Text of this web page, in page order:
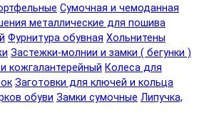
Сумочная и чемоданная
металлические для пошива
Фурнитура обувная Хольнитены
Застежки-молнии и замки ( бегунки )
кожгалантерейный Колеса для
Заготовки для ключей и кольца
обуви Замки сумочные Липучка,